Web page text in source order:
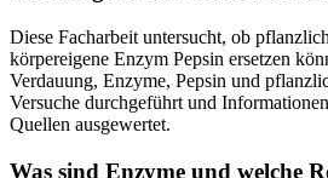
Diese Facharbeit untersucht, ob
körpereigene Enzym Pepsin ersetzen
Verdauung, Enzyme, Pepsin und
Versuche durchgeführt und
Quellen ausgewertet.
Was sind Enzyme und welche